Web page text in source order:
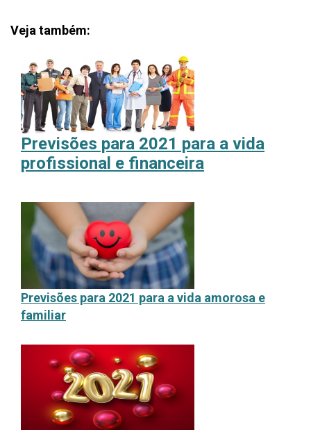
Veja também:
Previsões para 2021 para a vida
profissional e financeira
Previsões para 2021 para a vida amorosa e
familiar